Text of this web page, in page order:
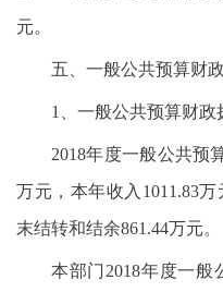
元。
五、一般公共预算财
1、一般公共预算财
2018年度一般公共预
万元，本年收入1011.83
末结转和结余861.44万元。
本部门2018年度一般